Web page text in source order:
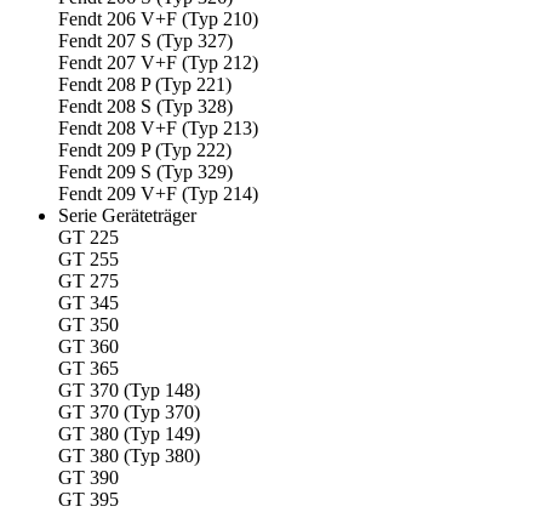
Fendt 206 V+F (Typ 210)
Fendt 207 S (Typ 327)
Fendt 207 V+F (Typ 212)
Fendt 208 P (Typ 221)
Fendt 208 S (Typ 328)
Fendt 208 V+F (Typ 213)
Fendt 209 P (Typ 222)
Fendt 209 S (Typ 329)
Fendt 209 V+F (Typ 214)
Serie Geräteträger
GT 225
GT 255
GT 275
GT 345
GT 350
GT 360
GT 365
GT 370 (Typ 148)
GT 370 (Typ 370)
GT 380 (Typ 149)
GT 380 (Typ 380)
GT 390
GT 395